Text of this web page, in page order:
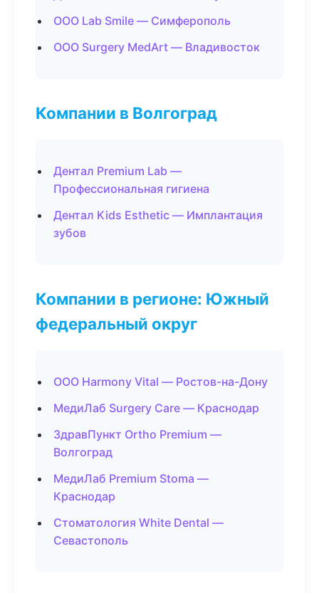
ООО Lab Smile — Симферополь
ООО Surgery MedArt — Владивосток
Компании в Волгоград
Дентал Premium Lab —
Профессиональная гигиена
Дентал Kids Esthetic — Имплантация
зубов
Компании в регионе: Южный
федеральный округ
ООО Harmony Vital — Ростов-на-Дону
МедиЛаб Surgery Care — Краснодар
ЗдравПункт Ortho Premium —
Волгоград
МедиЛаб Premium Stoma —
Краснодар
Стоматология White Dental —
Севастополь